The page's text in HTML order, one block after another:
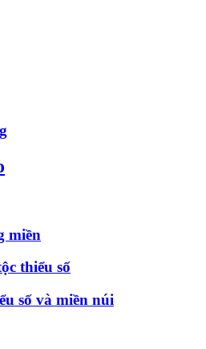
miền
thiểu số
số và miền núi